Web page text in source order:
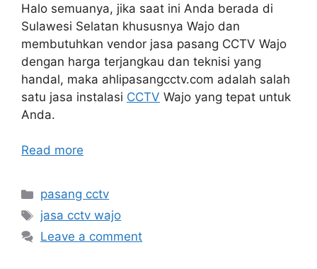
Halo semuanya, jika saat ini Anda berada di
Sulawesi Selatan khususnya Wajo dan
membutuhkan vendor jasa pasang CCTV Wajo
dengan harga terjangkau dan teknisi yang
handal, maka ahlipasangcctv.com adalah salah
satu jasa instalasi CCTV Wajo yang tepat untuk
Anda.
Read more
Categories
pasang cctv
Tags
jasa cctv wajo
Leave a comment